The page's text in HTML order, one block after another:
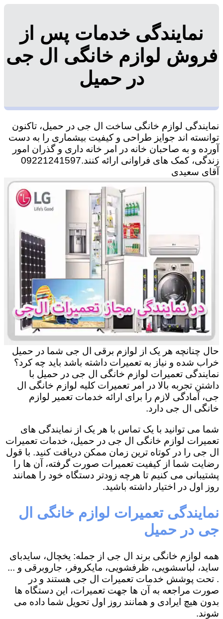
نمایندگی خدمات پس از
فروش لوازم خانگی ال جی
در حمیل
نمایندگی لوازم خانگی ساخت ال جی در حمیل، تاکنون
توانسته اند جوایز طراحی و کیفیت بیشماری را به دست
آورده و به صاحبان خانه در امر خانه داری و گذران امور
زندگی، کمک های فراوانی ارائه کنند.09221241597
آقای سعیدی
حال چنانچه هر یک از لوازم برقی ال جی شما در حمیل
خراب شده و نیاز به تعمیرات داشته باشد باید چه کرد؟
نمایندگی تعمیرات لوازم خانگی ال جی در حمیل با
داشتن تجربه بالا در امر تعمیرات کلیه لوازم خانگی ال
جی، آمادگی لازم را برای ارائه خدمات تعمیر لوازم
خانگی ال جی دارد.
شما می توانید با یک تماس با هر یک از نمایندگی های
تعمیرات لوازم خانگی ال جی در حمیل، خدمات تعمیرات
ال جی را در کوتاه ترین زمان ممکن دریافت کنید. با قول
رضایت شما از کیفیت تعمیرات صورت گرفته، آن ها را
پشتیبانی می کنیم تا هرچه زودتر دستگاه خود را همانند
روز اول در اختیار داشته باشید.
نمایندگی تعمیرات لوازم خانگی ال
جی در حمیل
همه لوازم خانگی برند ال جی از جمله: یخچال، سایدبای
ساید، لباسشویی، ظرفشویی، مایکروفر، جاروبرقی و ...
. تحت پوشش خدمات تعمیرات ال جی هستند و در
صورت مراجعه به آن ها جهت تعمیرات، این دستگاه ها
بدون هیچ ایرادی و همانند روز اول تحویل شما داده می
شوند.